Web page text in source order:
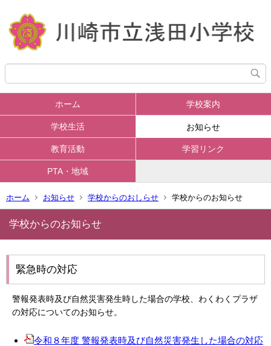
ホーム 学校案内
学校生活 お知らせ
教育活動 学習リンク
PTA・地域
ホーム お知らせ 学校からのおしらせ 学校からのお知らせ
学校からのお知らせ
緊急時の対応
警報発表時及び自然災害発生時した場合の学校、わくわくプラザ
の対応についてのお知らせ。
令和８年度 警報発表時及び自然災害発生した場合の対応